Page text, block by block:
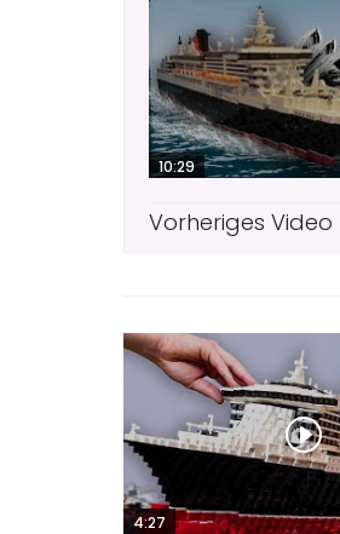
10:29
Vorheriges Video
4:27